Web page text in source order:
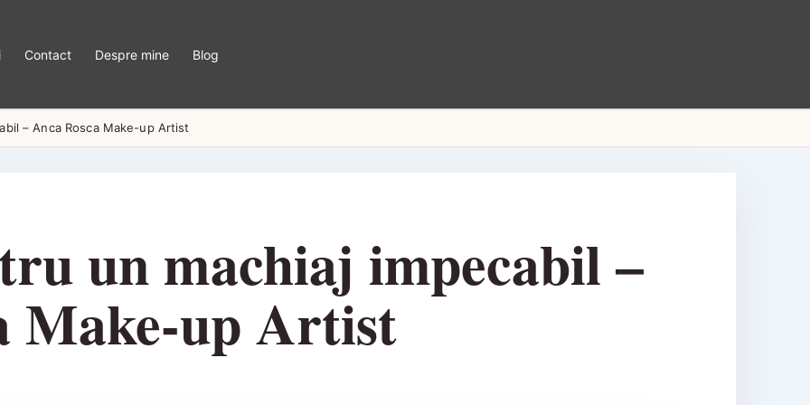
Contact Despre mine Blog
– Anca Rosca Make-up Artist
un machiaj impecabil –
Make-up Artist